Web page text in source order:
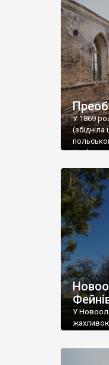
У 1869
століття
понад […]
У
лісі, на